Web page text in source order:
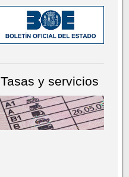
Tasas y servicios